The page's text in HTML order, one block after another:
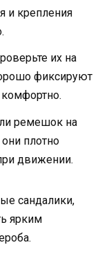
и крепления
их на
фиксируют
ремешок на
плотно
движении.
сандалики,
ярким